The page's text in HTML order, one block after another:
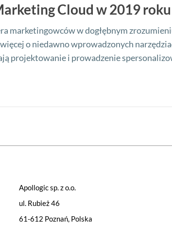
Cloud w 2019 roku
marketingowców w dogłębnym
o niedawno wprowadzonych
projektowanie i prowadzenie
Apollogic sp. z o.o.
ul. Rubież 46
61-612 Poznań, Polska